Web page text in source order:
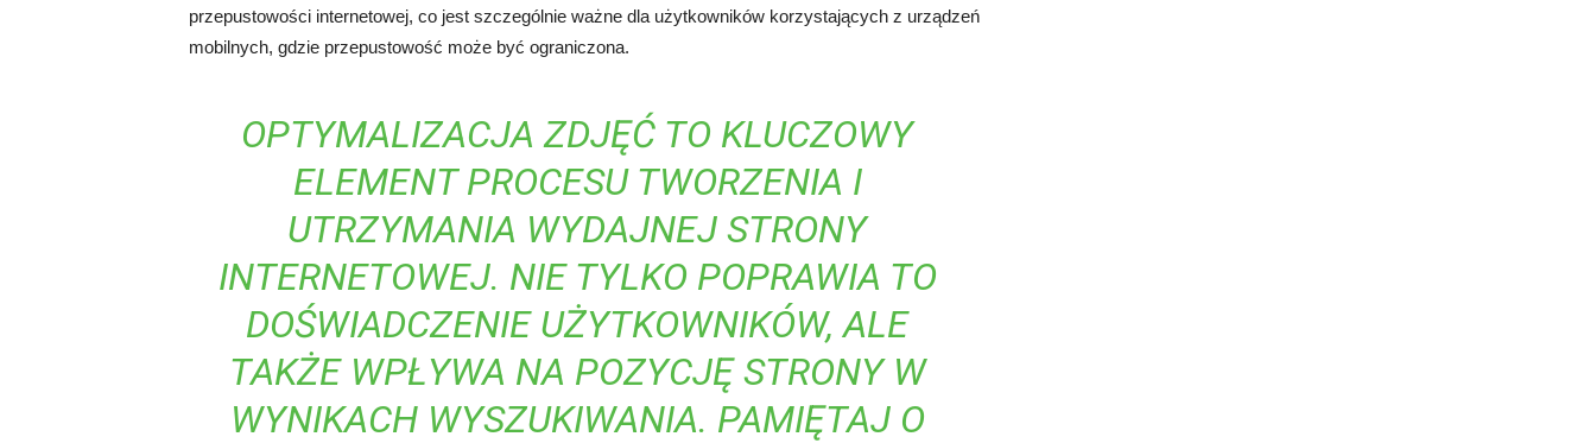
przepustowości internetowej, co jest szczególnie ważne dla użytkowników korzystających z urządzeń
mobilnych, gdzie przepustowość może być ograniczona.
OPTYMALIZACJA ZDJĘĆ TO KLUCZOWY
ELEMENT PROCESU TWORZENIA I
UTRZYMANIA WYDAJNEJ STRONY
INTERNETOWEJ. NIE TYLKO POPRAWIA TO
DOŚWIADCZENIE UŻYTKOWNIKÓW, ALE
TAKŻE WPŁYWA NA POZYCJĘ STRONY W
WYNIKACH WYSZUKIWANIA. PAMIĘTAJ O